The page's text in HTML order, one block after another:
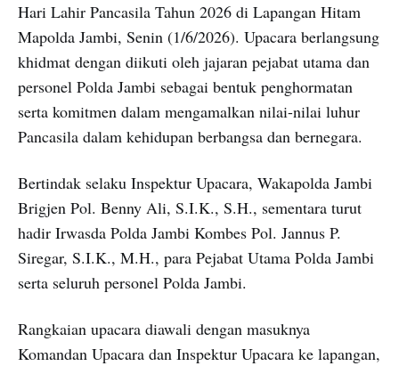
Hari Lahir Pancasila Tahun 2026 di Lapangan Hitam
Mapolda Jambi, Senin (1/6/2026). Upacara berlangsung
khidmat dengan diikuti oleh jajaran pejabat utama dan
personel Polda Jambi sebagai bentuk penghormatan
serta komitmen dalam mengamalkan nilai-nilai luhur
Pancasila dalam kehidupan berbangsa dan bernegara.
Bertindak selaku Inspektur Upacara, Wakapolda Jambi
Brigjen Pol. Benny Ali, S.I.K., S.H., sementara turut
hadir Irwasda Polda Jambi Kombes Pol. Jannus P.
Siregar, S.I.K., M.H., para Pejabat Utama Polda Jambi
serta seluruh personel Polda Jambi.
Rangkaian upacara diawali dengan masuknya
Komandan Upacara dan Inspektur Upacara ke lapangan,